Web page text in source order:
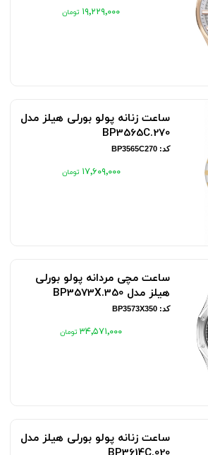
۱۹٬۲۲۹٬۰۰۰
ساعت زنانه پولو بورلی هیلز مدل
BP3565C.270
کد: BP3565C270
۱۷٬۶۰۹٬۰۰۰
ساعت مچی مردانه پولو بورلی
هیلز مدل BP3573X.350
کد: BP3573X350
۳۴٬۵۷۱٬۰۰۰
ساعت زنانه پولو بورلی هیلز مدل